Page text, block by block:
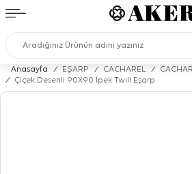
Anasayfa / EŞARP / CACHAREL /
/
Çiçek Desenli 90X90 İpek Twill Eşarp